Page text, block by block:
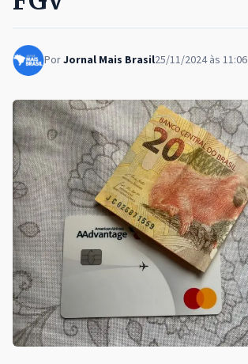
PorJornal Mais Brasil25/11/2024 às 11:06